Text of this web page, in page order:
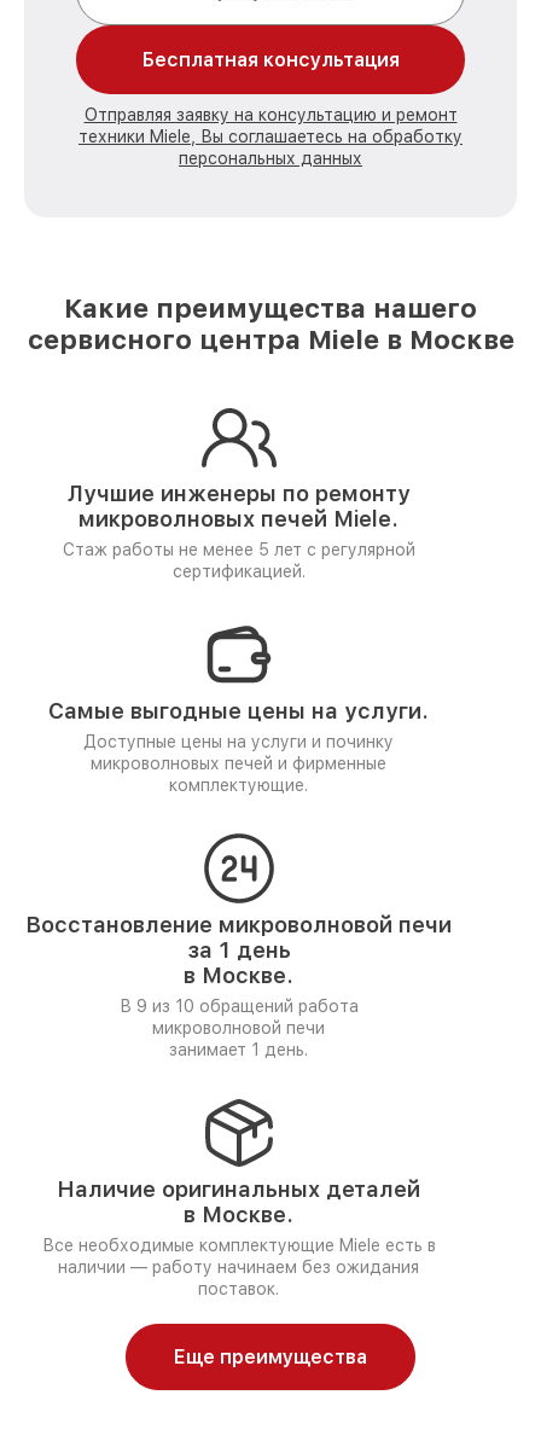
Бесплатная консультация
Отправляя заявку на консультацию и ремонт
техники Miele, Вы соглашаетесь на обработку
персональных данных
Какие преимущества нашего
сервисного центра Miele в Москве
Лучшие инженеры по ремонту
микроволновых печей Miele.
Стаж работы не менее 5 лет с регулярной
сертификацией.
Самые выгодные цены на услуги.
Доступные цены на услуги и починку
микроволновых печей и фирменные
комплектующие.
Восстановление микроволновой печи
за 1 день
в Москве.
В 9 из 10 обращений работа
микроволновой печи
занимает 1 день.
Наличие оригинальных деталей
в Москве.
Все необходимые комплектующие Miele есть в
наличии — работу начинаем без ожидания
поставок.
Еще преимущества